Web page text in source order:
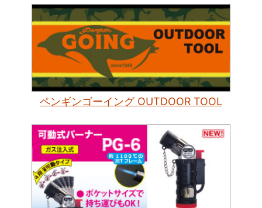
ペンギンゴーイング OUTDOOR TOOL